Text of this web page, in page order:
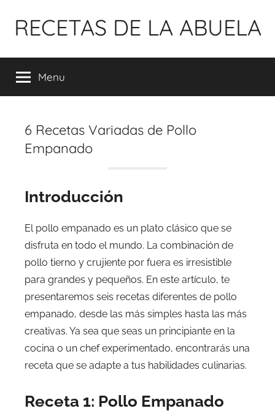
para
conteúdo
RECETAS DE LA ABUELA
Menu
6 Recetas Variadas de Pollo
Empanado
Introducción
El pollo empanado es un plato clásico que se
disfruta en todo el mundo. La combinación de
pollo tierno y crujiente por fuera es irresistible
para grandes y pequeños. En este artículo, te
presentaremos seis recetas diferentes de pollo
empanado, desde las más simples hasta las más
creativas. Ya sea que seas un principiante en la
cocina o un chef experimentado, encontrarás una
receta que se adapte a tus habilidades culinarias.
Receta 1: Pollo Empanado